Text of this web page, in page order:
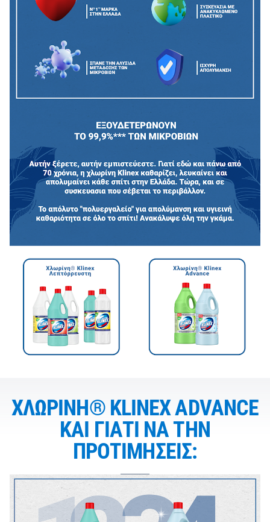
ΧΛΩΡΙΝΗ® KLINEX ADVANCE
ΚΑΙ ΓΙΑΤΙ ΝΑ ΤΗΝ
ΠΡΟΤΙΜΗΣΕΙΣ: